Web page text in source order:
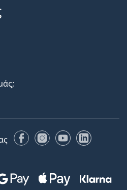
FacebookInstagram
YouTubeLinkedIn